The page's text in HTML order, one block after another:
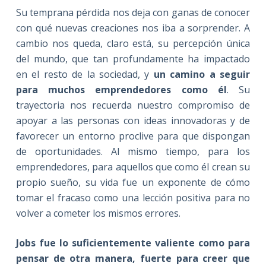
Su temprana pérdida nos deja con ganas de conocer
con qué nuevas creaciones nos iba a sorprender. A
cambio nos queda, claro está, su percepción única
del mundo, que tan profundamente ha impactado
en el resto de la sociedad, y un camino a seguir
para muchos emprendedores como él. Su
trayectoria nos recuerda nuestro compromiso de
apoyar a las personas con ideas innovadoras y de
favorecer un entorno proclive para que dispongan
de oportunidades. Al mismo tiempo, para los
emprendedores, para aquellos que como él crean su
propio sueño, su vida fue un exponente de cómo
tomar el fracaso como una lección positiva para no
volver a cometer los mismos errores.
Jobs fue lo suficientemente valiente como para
pensar de otra manera, fuerte para creer que